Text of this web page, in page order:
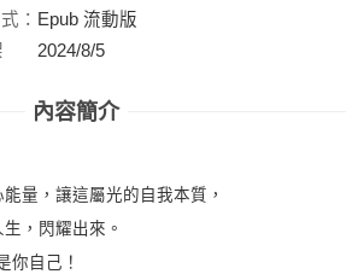
式： Epub 流動版
2024/8/5
內容簡介
量，讓這屬光的自我本質，
，閃耀出來。
你自己！